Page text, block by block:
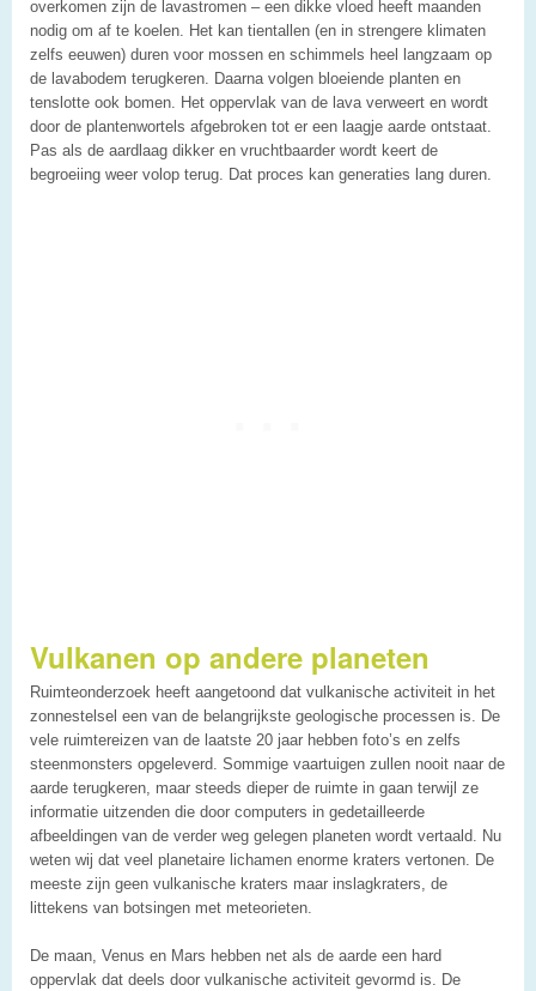
overkomen zijn de lavastromen – een dikke vloed heeft maanden
nodig om af te koelen. Het kan tientallen (en in strengere klimaten
zelfs eeuwen) duren voor mossen en schimmels heel langzaam op
de lavabodem terugkeren. Daarna volgen bloeiende planten en
tenslotte ook bomen. Het oppervlak van de lava verweert en wordt
door de plantenwortels afgebroken tot er een laagje aarde ontstaat.
Pas als de aardlaag dikker en vruchtbaarder wordt keert de
begroeiing weer volop terug. Dat proces kan generaties lang duren.
Vulkanen op andere planeten
Ruimteonderzoek heeft aangetoond dat vulkanische activiteit in het
zonnestelsel een van de belangrijkste geologische processen is. De
vele ruimtereizen van de laatste 20 jaar hebben foto’s en zelfs
steenmonsters opgeleverd. Sommige vaartuigen zullen nooit naar de
aarde terugkeren, maar steeds dieper de ruimte in gaan terwijl ze
informatie uitzenden die door computers in gedetailleerde
afbeeldingen van de verder weg gelegen planeten wordt vertaald. Nu
weten wij dat veel planetaire lichamen enorme kraters vertonen. De
meeste zijn geen vulkanische kraters maar inslagkraters, de
littekens van botsingen met meteorieten.
De maan, Venus en Mars hebben net als de aarde een hard
oppervlak dat deels door vulkanische activiteit gevormd is. De